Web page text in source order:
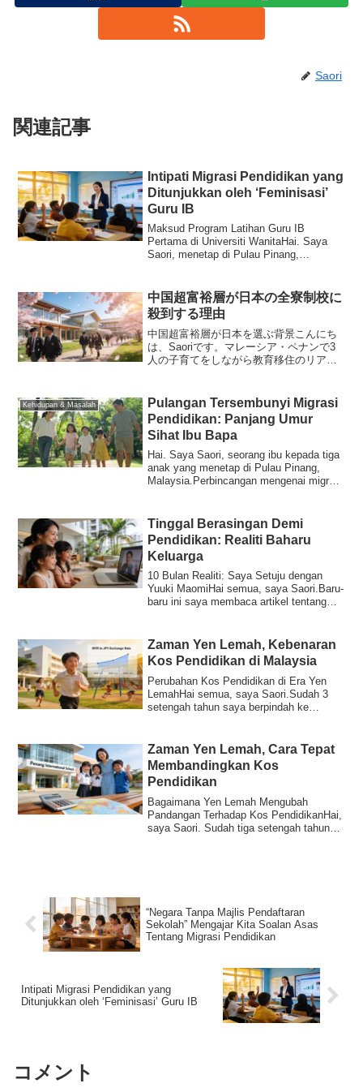
Saori
関連記事
Intipati Migrasi Pendidikan yang
Ditunjukkan oleh ‘Feminisasi’
Guru IB
Maksud Program Latihan Guru IB
Pertama di Universiti WanitaHai. Saya
Saori, menetap di Pulau Pinang,
中国超富裕層が日本の全寮制校に
殺到する理由
中国超富裕層が日本を選ぶ背景こんにち
は、Saoriです。マレーシア・ペナンで3
人の子育てをしながら教育移住のリアル
裕層は、子どもたちを日本屈指の名門全
寮制校へひそかに送...
Kehidupan & Masalah
Pulangan Tersembunyi Migrasi
Pendidikan: Panjang Umur
Sihat Ibu Bapa
Hai. Saya Saori, seorang ibu kepada tiga
anak yang menetap di Pulau Pinang,
Malaysia.Perbincangan mengenai migrasi
Tinggal Berasingan Demi
Pendidikan: Realiti Baharu
Keluarga
10 Bulan Realiti: Saya Setuju dengan
Yuuki MaomiHai semua, saya Saori.Baru-
baru ini saya membaca artikel tentang
Zaman Yen Lemah, Kebenaran
Kos Pendidikan di Malaysia
Perubahan Kos Pendidikan di Era Yen
LemahHai semua, saya Saori.Sudah 3
setengah tahun saya berpindah ke
Zaman Yen Lemah, Cara Tepat
Membandingkan Kos
Pendidikan
Bagaimana Yen Lemah Mengubah
Pandangan Terhadap Kos PendidikanHai,
saya Saori. Sudah tiga setengah tahun
“Negara Tanpa Majlis Pendaftaran
Sekolah” Mengajar Kita Soalan Asas
Tentang Migrasi Pendidikan
Intipati Migrasi Pendidikan yang
Ditunjukkan oleh ‘Feminisasi’ Guru IB
コメント